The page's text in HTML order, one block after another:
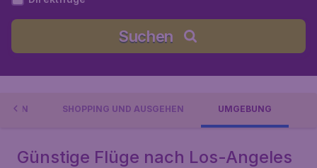
Suchen
SHOPPING UND AUSGEHEN UMGEBUNG
Günstige Flüge nach Los-Angeles